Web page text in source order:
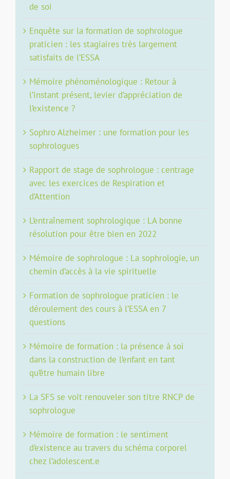
de soi
Enquête sur la formation de sophrologue
praticien : les stagiaires très largement
satisfaits de l’ESSA
Mémoire phénoménologique : Retour à
l’instant présent, levier d’appréciation de
l’existence ?
Sophro Alzheimer : une formation pour les
sophrologues
Rapport de stage de sophrologue : centrage
avec les exercices de Respiration et
d’Attention
L’entraînement sophrologique : LA bonne
résolution pour être bien en 2022
Mémoire de sophrologue : La sophrologie, un
chemin d’accès à la vie spirituelle
Formation de sophrologue praticien : le
déroulement des cours à l’ESSA en 7
questions
Mémoire de formation : la présence à soi
dans la construction de l’enfant en tant
qu’être humain libre
La SFS se voit renouveler son titre RNCP de
sophrologue
Mémoire de formation : le sentiment
d’existence au travers du schéma corporel
chez l’adolescent.e